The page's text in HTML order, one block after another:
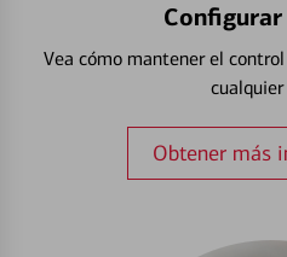
Vea cómo mantener el
Obtener más